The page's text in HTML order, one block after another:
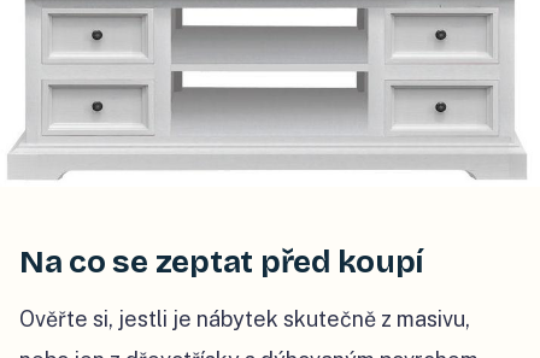
Na co se zeptat před koupí
Ověřte si, jestli je nábytek skutečně z masivu,